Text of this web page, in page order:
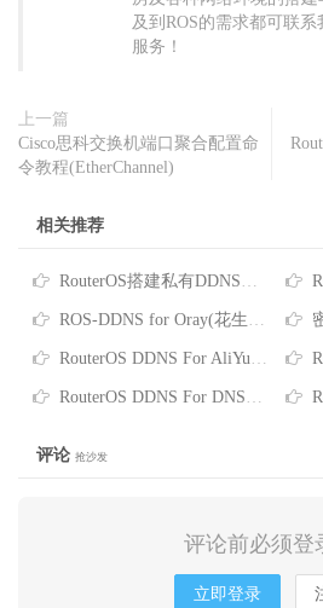
及到ROS的需求都可联
服务！
上一篇
Cisco思科交换机端口聚合配置命
令教程(EtherChannel)
相关推荐
RouterOS搭建私有DDNS服务
ROS-DDNS for Oray(花生壳) for emial 密
RouterOS DDNS For AliYun云解析更新项目
RouterOS DDNS For DNSPod更新项目
评论 抢沙发
评论前必须登
立即登录